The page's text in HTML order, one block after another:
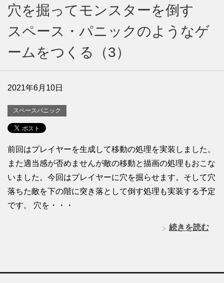
穴を掘ってモンスターを倒す
スペース・パニックのようなゲ
ームをつくる（3）
2021年6月10日
スペースパニック
前回はプレイヤーを生成して移動の処理を実装しました。
また適当感が否めませんが敵の移動と描画の処理もおこな
いました。今回はプレイヤーに穴を掘らせます。そして穴
落ちた敵を下の階に突き落として倒す処理も実装する予定
です。 穴を・・・
続きを読む